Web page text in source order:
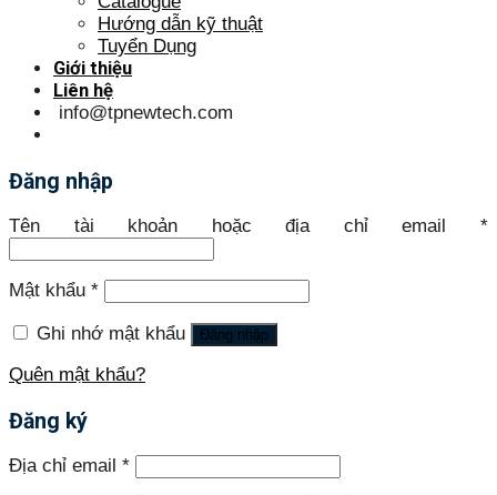
Hướng dẫn kỹ thuật
Tuyển Dụng
Giới thiệu
Liên hệ
info@tpnewtech.com
Đăng nhập
Tên tài khoản hoặc địa chỉ email *
Mật khẩu *
Ghi nhớ mật khẩu Đăng nhập
Quên mật khẩu?
Đăng ký
Địa chỉ email *